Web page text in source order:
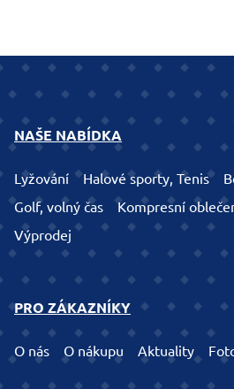
NAŠE NABÍDKA
Lyžování Halové sporty, Tenis
Golf, volný čas
Kompresní
Výprodej
PRO ZÁKAZNÍKY
O nás O nákupu Aktuality